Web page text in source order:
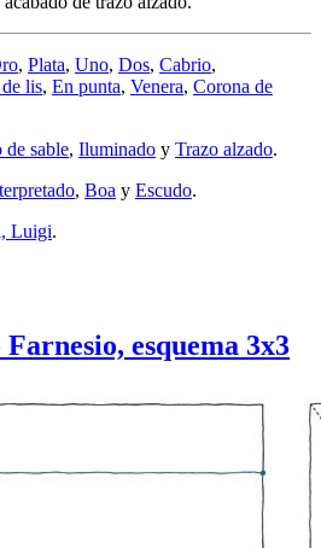
, Plata, Uno, Dos, Cabrio,
lis, En punta, Venera, Corona de
de sable, Iluminado y Trazo alzado.
, Boa y Escudo.
Luigi.
esquema 3x3